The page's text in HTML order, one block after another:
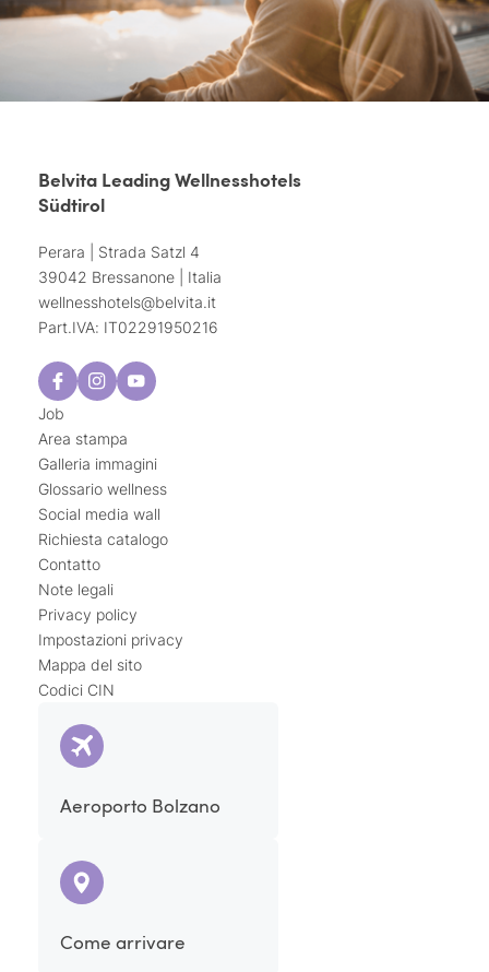
Belvita Leading Wellnesshotels
Südtirol
Perara | Strada Satzl 4
39042 Bressanone | Italia
wellnesshotels@belvita.it
Part.IVA: IT02291950216
Job
Area stampa
Galleria immagini
Glossario wellness
Social media wall
Richiesta catalogo
Contatto
Note legali
Privacy policy
Impostazioni privacy
Mappa del sito
Codici CIN
Aeroporto Bolzano
Come arrivare